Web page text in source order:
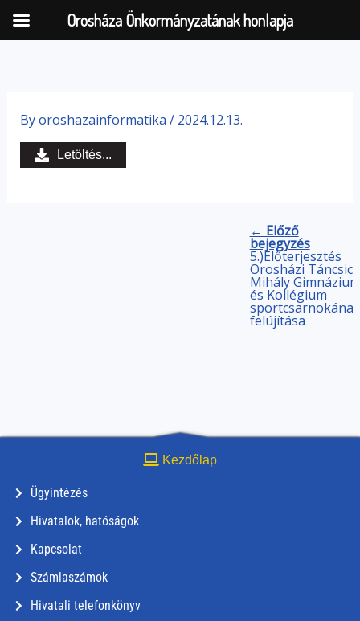
content
Byoroshazainformatika / 2024.12.13.
Letöltés...
← Előző
bejegyzés
5.)Előterjesztés
Orosházi Táncsics
Mihály Gimnázium
és Kollégium
sportcsarnokának
felújítása
Kezdőlap
Ügyintézés
Hivatalok, hatóságok
Kapcsolat
Számlaszámok
Hivatali telefonkönyv
Orosháza Önkormányzatának honlapja